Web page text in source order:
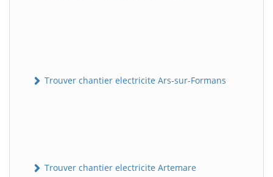
Trouver chantier electricite Ars-sur-Formans
Trouver chantier electricite Artemare